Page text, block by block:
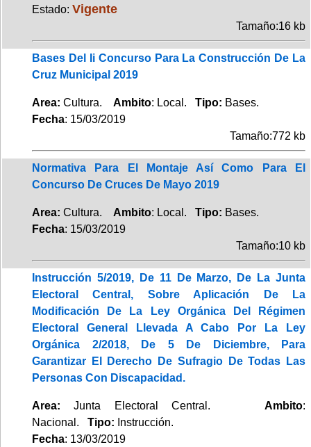
Estado: Vigente
Tamaño:16 kb
Bases Del Ii Concurso Para La Construcción De La
Cruz Municipal 2019
Area: Cultura. Ambito: Local. Tipo: Bases.
Fecha: 15/03/2019
Tamaño:772 kb
Normativa Para El Montaje Así Como Para El
Concurso De Cruces De Mayo 2019
Area: Cultura. Ambito: Local. Tipo: Bases.
Fecha: 15/03/2019
Tamaño:10 kb
Instrucción 5/2019, De 11 De Marzo, De La Junta
Electoral Central, Sobre Aplicación De La
Modificación De La Ley Orgánica Del Régimen
Electoral General Llevada A Cabo Por La Ley
Orgánica 2/2018, De 5 De Diciembre, Para
Garantizar El Derecho De Sufragio De Todas Las
Personas Con Discapacidad.
Area: Junta Electoral Central. Ambito:
Nacional. Tipo: Instrucción.
Fecha: 13/03/2019